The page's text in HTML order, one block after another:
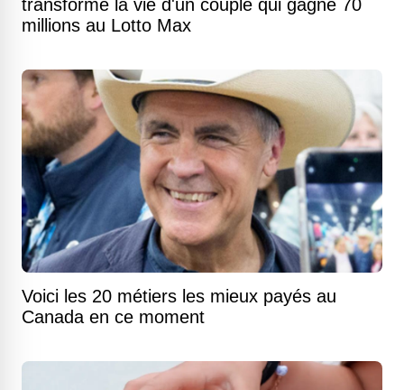
transforme la vie d'un couple qui gagne 70
millions au Lotto Max
Voici les 20 métiers les mieux payés au
Canada en ce moment